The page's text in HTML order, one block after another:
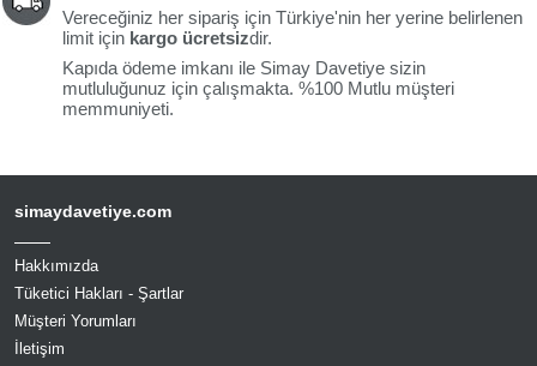
Vereceğiniz her sipariş için Türkiye'nin her yerine belirlenen
limit için kargo ücretsizdir.
Kapıda ödeme imkanı ile Simay Davetiye sizin
mutluluğunuz için çalışmakta. %100 Mutlu müşteri
memmuniyeti.
simaydavetiye.com
Hakkımızda
Tüketici Hakları - Şartlar
Müşteri Yorumları
İletişim